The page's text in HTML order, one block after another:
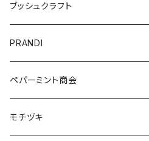
ブッシュクラフト
PRANDI
ペパーミント商会
モチヅキ